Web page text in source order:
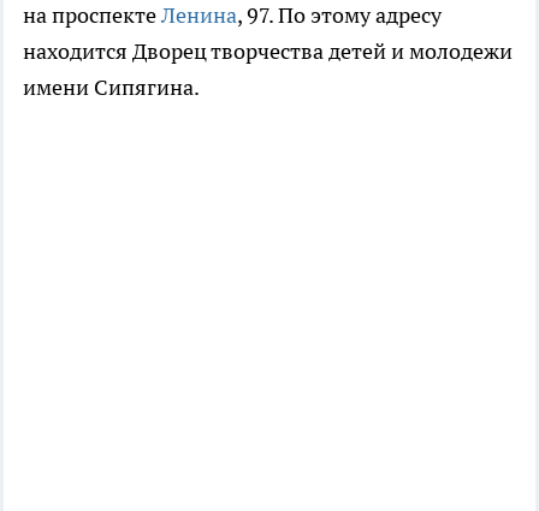
на проспектеЛенина, 97. По этому адресу
находится Дворец творчества детей и молодежи
имени Сипягина.